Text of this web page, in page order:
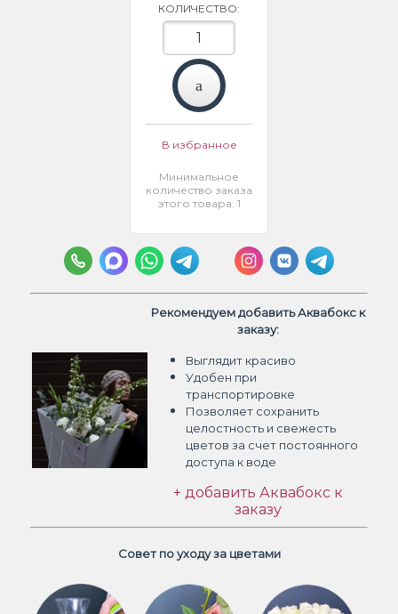
КОЛИЧЕСТВО:
В избранное
Минимальное
количество заказа
этого товара: 1
Рекомендуем добавить Аквабокс к
заказу:
Выглядит красиво
Удобен при
транспортировке
Позволяет сохранить
целостность и свежесть
цветов за счет постоянного
доступа к воде
+ добавить Аквабокс к
заказу
Совет по уходу за цветами